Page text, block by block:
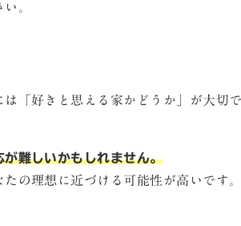
。
「好きと思える家かどうか」が大切
難しいかもしれません。
の理想に近づける可能性が高いです。